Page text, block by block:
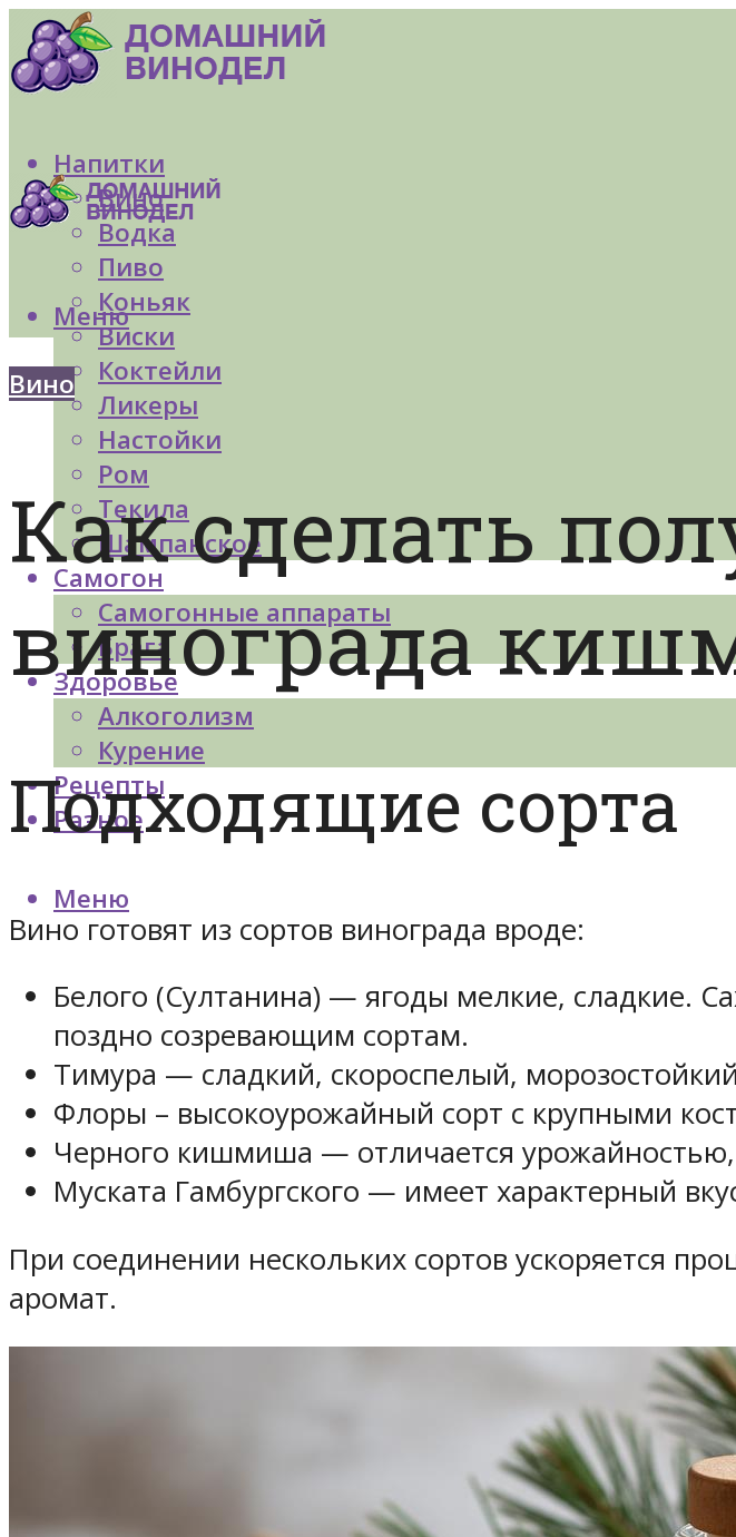
Напитки
Вино
Водка
Пиво
Коньяк
Виски
Коктейли
Ликеры
Настойки
Ром
Текила
Шампанское
Самогон
Самогонные аппараты
Брага
Здоровье
Алкоголизм
Курение
Рецепты
Разное
Меню
Меню
Вино
Как сделать
винограда
Подходящие сорта
Вино готовят из сортов винограда вроде:
Белого (Султанина) — ягоды мелкие, сладкие.
поздно созревающим сортам.
Тимура — сладкий, скороспелый,
Флоры – высокоурожайный сорт с крупными
Черного кишмиша — отличается урожайностью,
Муската Гамбургского — имеет характерный
При соединении нескольких сортов ускоряется
аромат.